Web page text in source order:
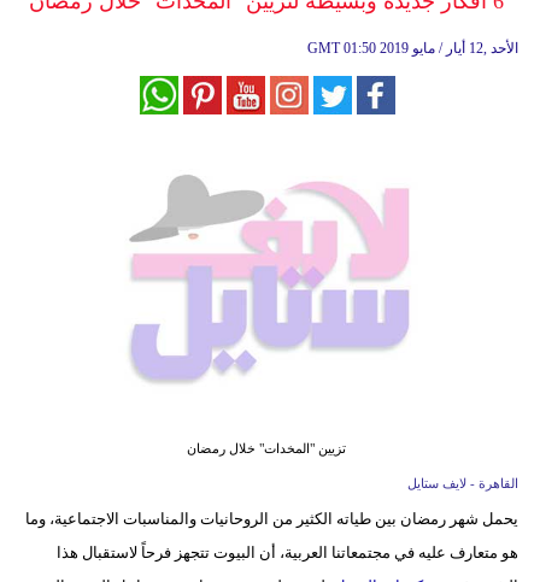
GMT 01:50 2019 الأحد ,12 أيار / مايو
تزيين "المخدات" خلال رمضان
القاهرة - لايف ستايل
يحمل شهر رمضان بين طياته الكثير من الروحانيات والمناسبات الاجتماعية، وما
هو متعارف عليه في مجتمعاتنا العربية، أن البيوت تتجهز فرحاً لاستقبال هذا